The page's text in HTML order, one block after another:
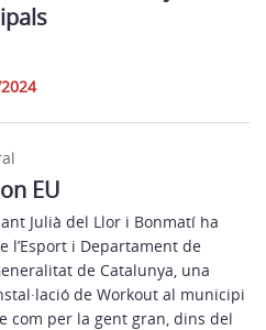
EU
Julià del Llor i Bonmatí ha
l’Esport i Departament de
de Catalunya, una
de Workout al municipi
com per la gent gran, dins del